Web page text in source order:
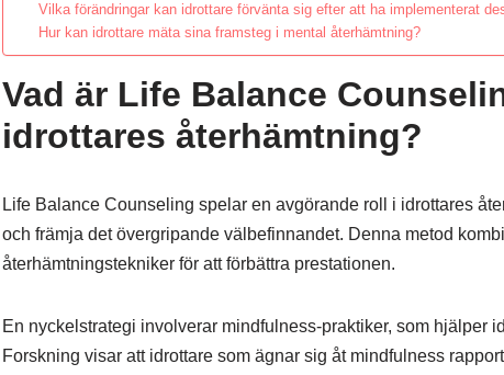
Vilka förändringar kan idrottare förvänta sig efter att ha implementerat
Hur kan idrottare mäta sina framsteg i mental återhämtning?
Vad är Life Balance
idrottares återhämtning?
Life Balance Counseling spelar en avgörande roll i idrottares
och främja det övergripande välbefinnandet. Denna metod
återhämtningstekniker för att förbättra prestationen.
En nyckelstrategi involverar mindfulness-praktiker, som hjälper
Forskning visar att idrottare som ägnar sig åt mindfulness